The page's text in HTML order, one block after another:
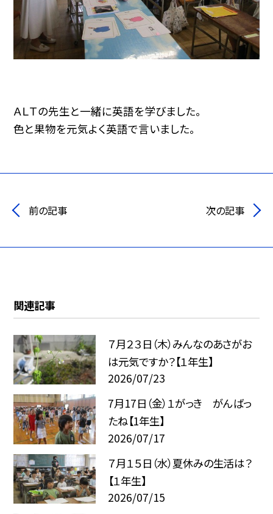
ＡＬＴの先生と一緒に英語を学びました。
色と果物を元気よく英語で言いました。
前の記事 次の記事
関連記事
７月２３日（木）みんなのあさがお
は元気ですか？【１年生】
2026/07/23
7月17日（金）１がっき がんばっ
たね【1年生】
2026/07/17
７月１５日（水）夏休みの生活は？
【１年生】
2026/07/15